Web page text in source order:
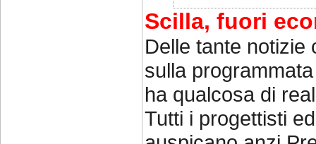
Scilla, fuori
Delle tante
sulla
ha qualcosa di
Tutti i progettisti